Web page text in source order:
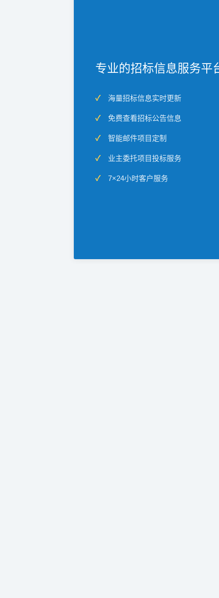
专业的招标信息服务平
海量招标信息实时更新
免费查看招标公告信息
智能邮件项目定制
业主委托项目投标服务
7×24小时客户服务